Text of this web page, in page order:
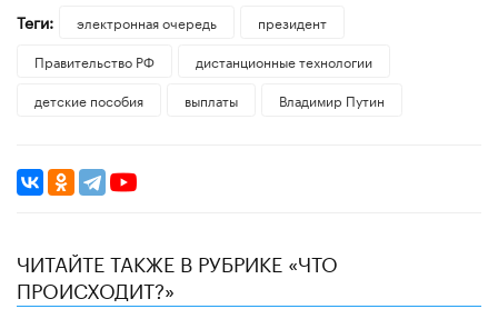
Теги:
электронная очередь
президент
Правительство РФ
дистанционные технологии
детские пособия
выплаты Владимир Путин
ЧИТАЙТЕ ТАКЖЕ В РУБРИКЕ «ЧТО
ПРОИСХОДИТ?»